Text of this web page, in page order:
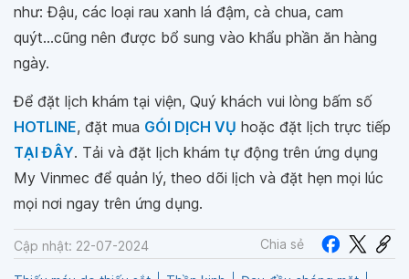
như: Đậu, các loại rau xanh lá đậm, cà chua, cam
quýt...cũng nên được bổ sung vào khẩu phần ăn hàng
ngày.
Để đặt lịch khám tại viện, Quý khách vui lòng bấm số
HOTLINE, đặt mua GÓI DỊCH VỤ hoặc đặt lịch trực tiếp
TẠI ĐÂY. Tải và đặt lịch khám tự động trên ứng dụng
My Vinmec để quản lý, theo dõi lịch và đặt hẹn mọi lúc
mọi nơi ngay trên ứng dụng.
Cập nhật: 22-07-2024 Chia sẻ